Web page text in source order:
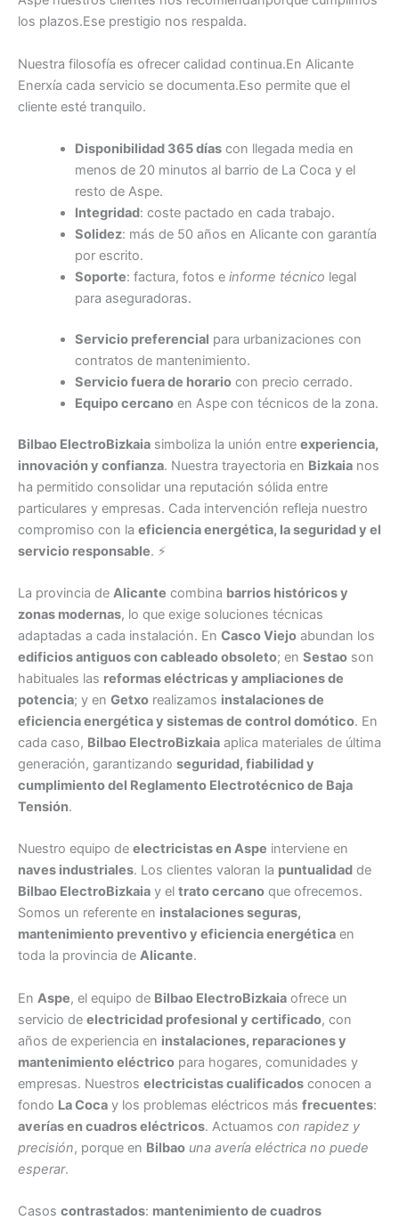
los plazos.Ese prestigio nos respalda.
Nuestra filosofía es ofrecer calidad continua.En Alicante
Enerxía cada servicio se documenta.Eso permite que el
cliente esté tranquilo.
Disponibilidad 365 díascon llegada media en
menos de 20 minutos al barrio de La Coca y el
resto de Aspe.
Integridad: coste pactado en cada trabajo.
Solidez: más de 50 años en Alicante con garantía
por escrito.
Soporte: factura, fotos e informe técnico legal
para aseguradoras.
Servicio preferencial para urbanizaciones con
contratos de mantenimiento.
Servicio fuera de horariocon precio cerrado.
Equipo cercanoen Aspe con técnicos de la zona.
Bilbao ElectroBizkaia simboliza la unión entre experiencia,
innovación y confianza. Nuestra trayectoria en Bizkaia nos
ha permitido consolidar una reputación sólida entre
particulares y empresas. Cada intervención refleja nuestro
compromiso con la eficiencia energética, la seguridad y el
servicio responsable. ⚡
La provincia de Alicante combina barrios históricos y
zonas modernas, lo que exige soluciones técnicas
adaptadas a cada instalación. En Casco Viejo abundan los
edificios antiguos con cableado obsoleto; en Sestao son
habituales las reformas eléctricas y ampliaciones de
potencia; y en Getxo realizamos instalaciones de
eficiencia energética y sistemas de control domótico. En
cada caso, Bilbao ElectroBizkaia aplica materiales de última
generación, garantizando seguridad, fiabilidad y
cumplimiento del Reglamento Electrotécnico de Baja
Tensión.
Nuestro equipo de electricistas en Aspe interviene en
naves industriales. Los clientes valoran la puntualidad de
Bilbao ElectroBizkaia y el trato cercano que ofrecemos.
Somos un referente en instalaciones seguras,
mantenimiento preventivo y eficiencia energética en
toda la provincia de Alicante.
En Aspe, el equipo de Bilbao ElectroBizkaia ofrece un
servicio de electricidad profesional y certificado, con
años de experiencia en instalaciones, reparaciones y
mantenimiento eléctrico para hogares, comunidades y
empresas. Nuestros electricistas cualificados conocen a
fondo La Coca y los problemas eléctricos más frecuentes:
averías en cuadros eléctricos. Actuamos con rapidez y
precisión, porque en Bilbao una avería eléctrica no puede
esperar.
Casos contrastados: mantenimiento de cuadros